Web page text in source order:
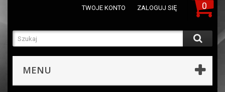
0
TWOJE KONTO ZALOGUJ SIĘ
MENU